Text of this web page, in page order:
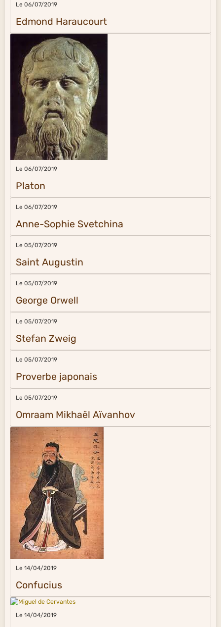
Le 06/07/2019
Edmond Haraucourt
Le 06/07/2019
Platon
Le 06/07/2019
Anne-Sophie Svetchina
Le 05/07/2019
Saint Augustin
Le 05/07/2019
George Orwell
Le 05/07/2019
Stefan Zweig
Le 05/07/2019
Proverbe japonais
Le 05/07/2019
Omraam Mikhaël Aïvanhov
Le 14/04/2019
Confucius
Le 14/04/2019